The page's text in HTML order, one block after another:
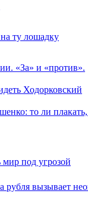
ту лошадку
«За» и «против».
Ходорковский
то ли плакать,
под угрозой
рубля вызывает